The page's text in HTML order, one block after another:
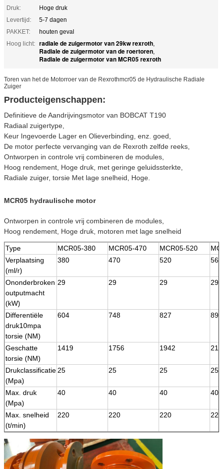
Druk:
Hoge druk
Levertijd:
5-7 dagen
PAKKET:
houten geval
Hoog licht: radiale de zuigermotor van 29kw rexroth,
Radiale de zuigermotor van de roertoren,
Radiale de zuigermotor van MCR05 rexroth
Toren van het de Motorroer van de Rexrothmcr05 de Hydraulische Radiale
Zuiger
Producteigenschappen:
Definitieve de Aandrijvingsmotor van BOBCAT T190
Radiaal zuigertype,
Keur Ingevoerde Lager en Olieverbinding, enz. goed,
De motor perfecte vervanging van de Rexroth zelfde reeks,
Ontworpen in controle vrij combineren de modules,
Hoog rendement, Hoge druk, met geringe geluidssterkte,
Radiale zuiger, torsie Met lage snelheid, Hoge.
MCR05 hydraulische motor
Ontworpen in controle vrij combineren de modules,
Hoog rendement, Hoge druk, motoren met lage snelheid
Type MCR05-380 MCR05-470 MCR05-520
Verplaatsing
(ml/r)
380 470 520 565
Ononderbroken
outputmacht
(kW)
29 29 29 29
Differentiële
druk10mpa
torsie (NM)
604 748 827 899
Geschatte
torsie (NM)
1419 1756 1942
Drukclassificatie
(Mpa)
25 25 25 25
Max. druk
(Mpa)
40 40 40 40
Max. snelheid
(t/min)
220 220 220 220